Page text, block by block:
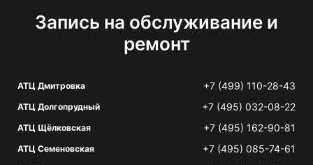
Запись на обслуживание и
ремонт
АТЦ Дмитровка +7 (499) 110-28-43
АТЦ Долгопрудный +7 (495) 032-08-22
АТЦ Щёлковская +7 (495) 162-90-81
АТЦ Семеновская +7 (495) 085-74-61